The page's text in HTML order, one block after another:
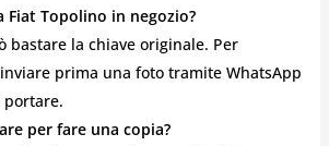
Fiat Topolino in negozio?
bastare la chiave originale. Per
prima una foto tramite WhatsApp
portare.
per fare una copia?